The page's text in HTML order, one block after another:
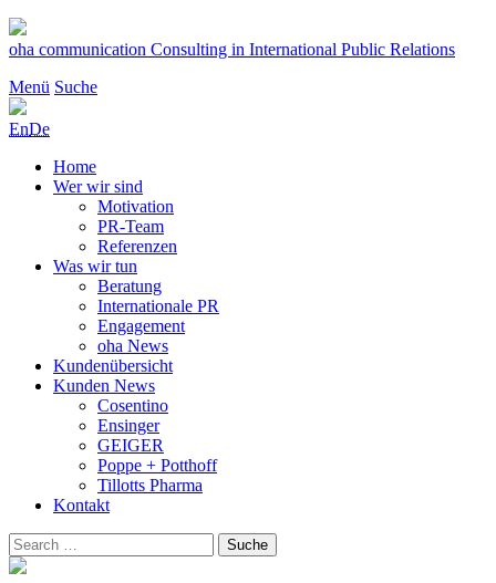
Zum
Inhalt
oha communication Consulting in International Public Relations
Menü Suche
EnDe
Home
Wer wir sind
Motivation
PR-Team
Referenzen
Was wir tun
Beratung
Internationale PR
Engagement
oha News
Kundenübersicht
Kunden News
Cosentino
Ensinger
GEIGER
Poppe + Potthoff
Tillotts Pharma
Kontakt
Suchen
nach:
Suche